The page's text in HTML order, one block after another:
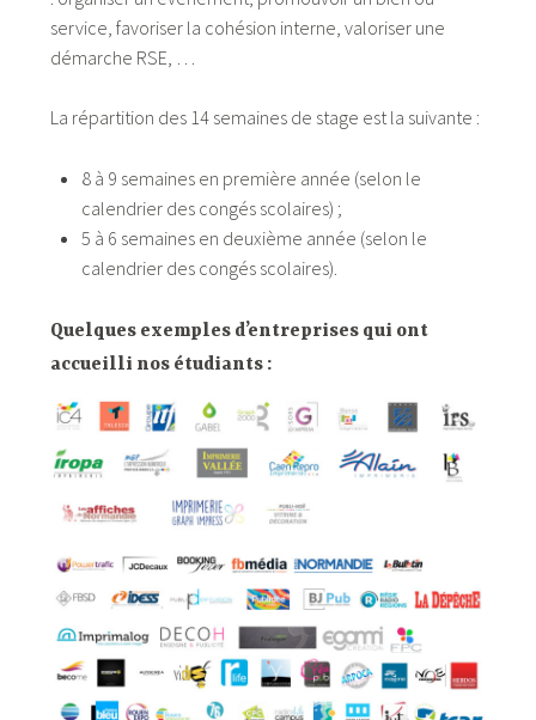
service, favoriser la cohésion interne, valoriser une
démarche RSE, …
La répartition des 14 semaines de stage est la suivante :
8 à 9 semaines en première année (selon le
calendrier des congés scolaires) ;
5 à 6 semaines en deuxième année (selon le
calendrier des congés scolaires).
Quelques exemples d’entreprises qui ont
accueilli nos étudiants :